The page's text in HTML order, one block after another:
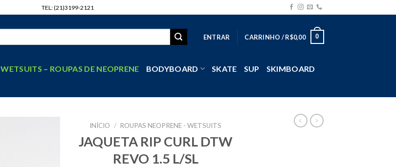
TEL: (21)3199-2121
ENTRAR CARRINHO /R$0,00 0
WETSUITS – ROUPAS DE NEOPRENE BODYBOARD SKATE SUP SKIMBOARD
INÍCIO / ROUPAS NEOPRENE - WETSUITS
JAQUETA RIP CURL DTW
REVO 1.5 L/SL